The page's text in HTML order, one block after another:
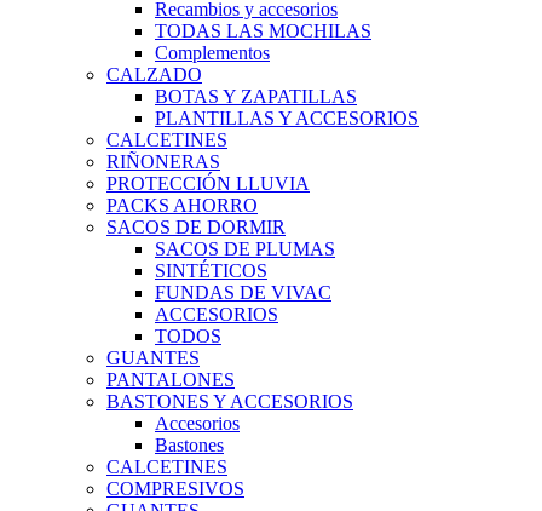
Recambios y accesorios
TODAS LAS MOCHILAS
Complementos
CALZADO
BOTAS Y ZAPATILLAS
PLANTILLAS Y ACCESORIOS
CALCETINES
RIÑONERAS
PROTECCIÓN LLUVIA
PACKS AHORRO
SACOS DE DORMIR
SACOS DE PLUMAS
SINTÉTICOS
FUNDAS DE VIVAC
ACCESORIOS
TODOS
GUANTES
PANTALONES
BASTONES Y ACCESORIOS
Accesorios
Bastones
CALCETINES
COMPRESIVOS